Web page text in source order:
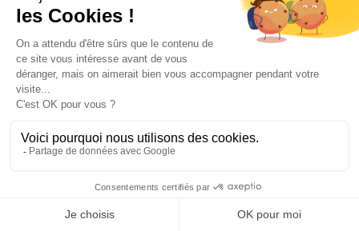
RAL 7002
RAL 7003
RAL 7004
RAL 7005
RAL 7006
RAL 7008
RAL 7010